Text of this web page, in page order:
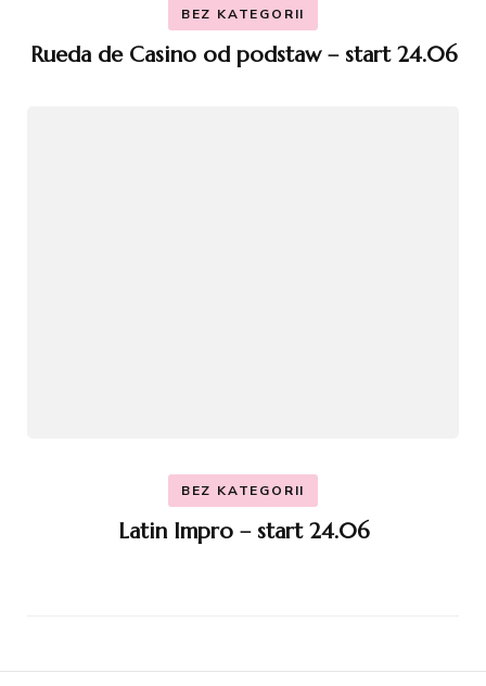
BEZ KATEGORII
Rueda de Casino od podstaw – start 24.06
BEZ KATEGORII
Latin Impro – start 24.06